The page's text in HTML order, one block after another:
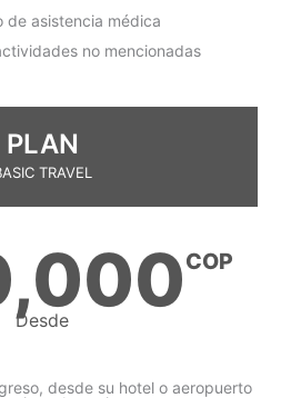
de asistencia médica
no mencionadas​
PLAN
TRAVEL
COP
Desde
desde su hotel o aeropuerto